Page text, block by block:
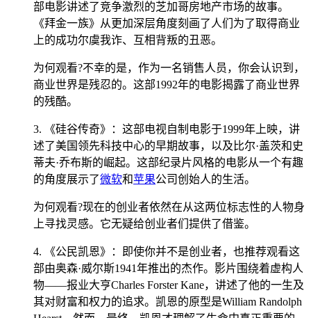
部电影讲述了竞争激烈的芝加哥房地产市场的故事。
《拜金一族》从更加深层角度刻画了人们为了取得商业
上的成功尔虞我诈、互相背叛的丑恶。
为何观看?不幸的是，作为一名销售人员，你会认识到，
商业世界是残忍的。这部1992年的电影揭露了商业世界
的残酷。
3. 《硅谷传奇》：这部电视自制电影于1999年上映，讲
述了美国领先科技中心的早期故事，以及比尔·盖茨和史
蒂夫·乔布斯的崛起。这部纪录片风格的电影从一个有趣
的角度展示了微软和苹果公司创始人的生活。
为何观看?现在的创业者依然在从这两位标志性的人物身
上寻找灵感。它无疑给创业者们提供了借鉴。
4. 《公民凯恩》：即使你并不是创业者，也推荐观看这
部由奥森·威尔斯1941年推出的杰作。影片围绕着虚构人
物——报业大亨Charles Forster Kane，讲述了他的一生及
其对财富和权力的追求。凯恩的原型是William Randolph